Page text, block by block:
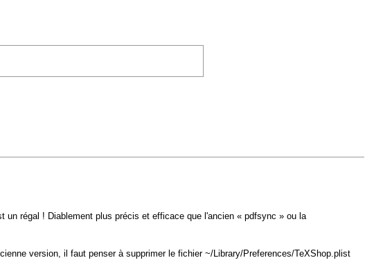
régal ! Diablement plus précis et efficace que l'ancien « pdfsync » ou la
version, il faut penser à supprimer le fichier ~/Library/Preferences/TeXShop.plist